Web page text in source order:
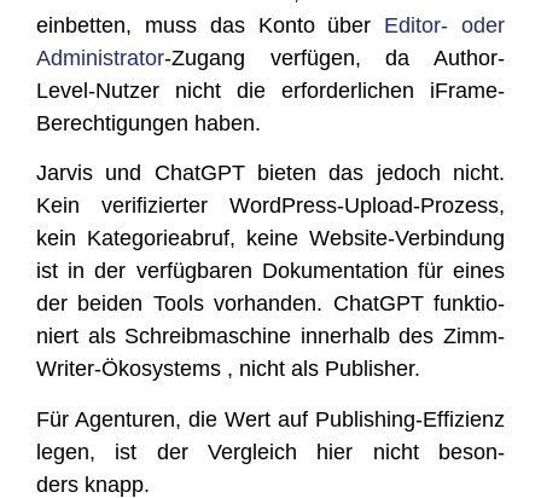
ein­bet­ten, muss das Kon­to über Edi­tor- oder
Admi­nis­tra­tor-Zugang ver­fü­gen, da Aut­hor-
Level-Nut­zer nicht die erfor­der­li­chen iFrame-
Berech­ti­gun­gen haben.
Jar­vis und ChatGPT bie­ten das jedoch nicht.
Kein veri­fi­zier­ter Word­Press-Upload-Pro­zess,
kein Kate­go­rie­ab­ruf, kei­ne Web­site-Ver­bin­dung
ist in der ver­füg­ba­ren Doku­men­ta­ti­on für eines
der bei­den Tools vor­han­den. ChatGPT funk­tio­
niert als Schreib­ma­schi­ne inner­halb des Zimm­
Wri­ter-Öko­sys­tems , nicht als Publisher.
Für Agen­tu­ren, die Wert auf Publi­shing-Effi­zi­enz
legen, ist der Ver­gleich hier nicht beson­
ders knapp.